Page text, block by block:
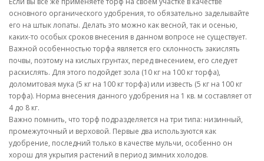
основного органического удобрения, то обязательно заделывайте
его на штык лопаты. Делать это можно как весной, так и осенью,
каких-то особых сроков внесения в данном вопросе не существует.
Важной особенностью торфа является его склонность закислять
почвы, поэтому на кислых грунтах, перед внесением, его следует
раскислять. Для этого подойдет зола (10 кг на 100 кг торфа),
доломитовая мука (5 кг на 100 кг торфа) или известь (5 кг на 100 кг
торфа). Норма внесения данного удобрения на 1 кв. м составляет от
4 до 8 кг.
Важно помнить, что торф подразделяется на три типа: низинный,
промежуточный и верховой. Первые два используются как
удобрение, последний только в качестве мульчи, особенно он
хорош для укрытия растений в период зимних холодов.